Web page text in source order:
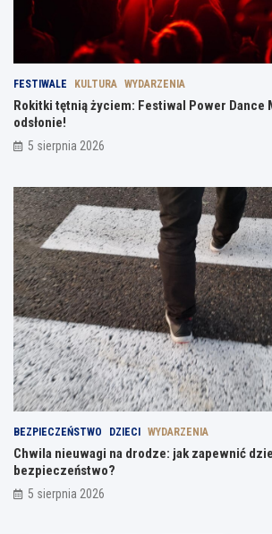
FESTIWALE KULTURA WYDARZENIA
Rokitki tętnią życiem: Festiwal Power Dance
odsłonie!
5 sierpnia 2026
BEZPIECZEŃSTWO DZIECI WYDARZENIA
Chwila nieuwagi na drodze: jak zapewnić
bezpieczeństwo?
5 sierpnia 2026